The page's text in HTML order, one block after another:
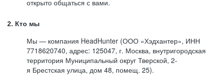
открыто общаться с вами.
2. Кто мы
Мы — компания HeadHunter (ООО «Хэдхантер», ИНН
7718620740, адрес: 125047, г. Москва, внутригородская
территория Муниципальный округ Тверской, 2-
я Брестская улица, дом 48, помещ. 25).